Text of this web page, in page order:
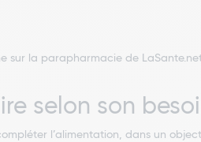
sur la parapharmacie de
selon son
l’alimentation, dans un